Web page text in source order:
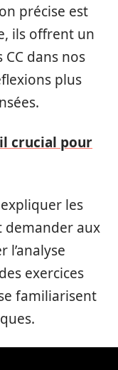
précise est
ils offrent un
dans nos
plus
crucial pour
les
demander aux
exercices
familiarisent